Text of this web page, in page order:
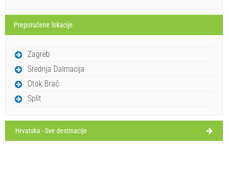
ponedeljak,
10.8.26. 27°C
11.8.26.
sreda,
12.8.26.
Beach bar Sidro (Bar / Pab) Luka
Preporučene lokacije
Zagreb
Srednja Dalmacija
Otok Brač
Split
Hrvatska - Sve destinacije